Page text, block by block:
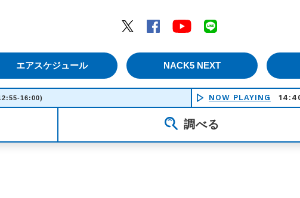
Twitter
Facebook YouTube
エアスケジュール NACK5 NEXT
16:00) NOW PLAYING
調べる